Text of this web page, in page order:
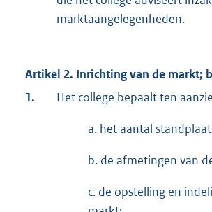
marktaangelegenheden.
Artikel 2. Inrichting van de markt;
1.
Het college bepaalt ten
a. het aantal
b. de afmetingen van
c. de opstelling en